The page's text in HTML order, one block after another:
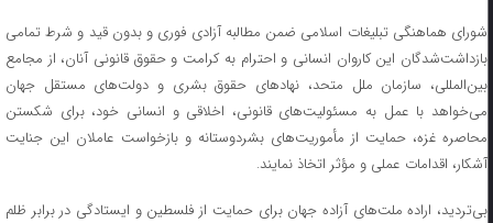
شورای هماهنگی تبلیغات اسلامی ضمن مطالبه آزادی فوری و بدون قید و شرط تمامی
بازداشت‌شدگان این کاروان انسانی و احترام به کرامت و حقوق قانونی آنان، از مجامع
بین‌المللی، سازمان ملل متحد، نهادهای حقوق بشری و دولت‌های مستقل جهان
می‌خواهد با عمل به مسئولیت‌های قانونی، اخلاقی و انسانی خود، برای شکستن
محاصره غزه، حمایت از مأموریت‌های بشردوستانه و بازخواست عاملان این جنایت
آشکار، اقدامات عملی و مؤثر اتخاذ نمایند.
بی‌تردید، اراده ملت‌های آزاده جهان برای حمایت از فلسطین و ایستادگی در برابر ظلم